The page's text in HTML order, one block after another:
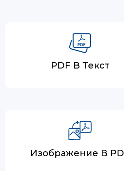
PDF В Текст
Изображение В